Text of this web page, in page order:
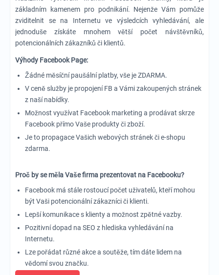
základním kamenem pro podnikání. Nejenže Vám pomůže
zviditelnit se na Internetu ve výsledcích vyhledávání, ale
jednoduše získáte mnohem větší počet návštěvníků,
potencionálních zákazníků či klientů.
Výhody Facebook Page:
Žádné měsíční paušální platby, vše je ZDARMA.
V ceně služby je propojení FB a Vámi zakoupených stránek
z naší nabídky.
Možnost využívat Facebook marketing a prodávat skrze
Facebook přímo Vaše produkty či zboží.
Je to propagace Vašich webových stránek či e-shopu
zdarma.
Proč by se měla Vaše firma prezentovat na Facebooku?
Facebook má stále rostoucí počet uživatelů, kteří mohou
být Vaši potencionální zákazníci či klienti.
Lepší komunikace s klienty a možnost zpětné vazby.
Pozitivní dopad na SEO z hlediska vyhledávání na
Internetu.
Lze pořádat různé akce a soutěže, tím dáte lidem na
vědomí svou značku.